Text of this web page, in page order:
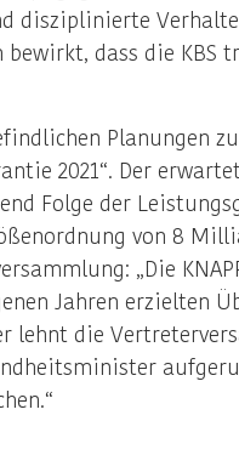
disziplinierte
dass die KBS
Planungen
2021“. Der
Folge der
von 8
„Die
Jahren erzielten
lehnt die